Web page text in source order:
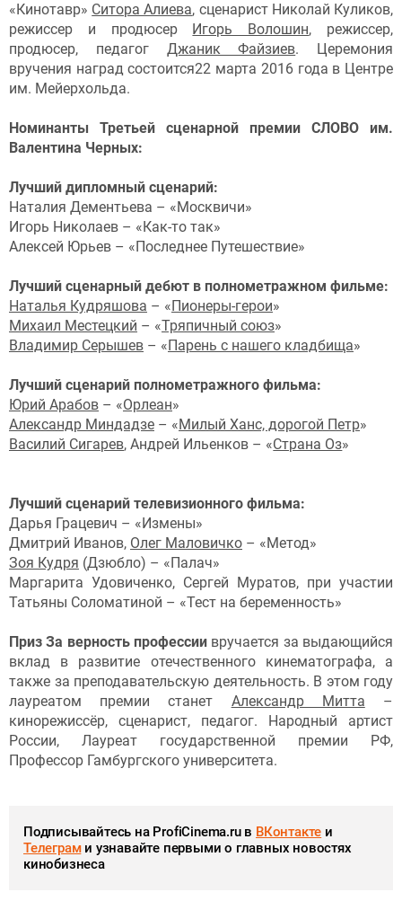
«Кинотавр» Ситора Алиева, сценарист Николай Куликов,
режиссер и продюсер
Игорь Волошин, режиссер,
продюсер, педагог Джаник Файзиев. Церемония
вручения наград состоится22 марта 2016 года в Центре
им. Мейерхольда.
Номинанты Третьей сценарной премии СЛОВО им.
Валентина Черных:
Лучший дипломный сценарий:
Наталия Дементьева – «Москвичи»
Игорь Николаев – «Как-то так»
Алексей Юрьев – «Последнее Путешествие»
Лучший сценарный дебют в полнометражном фильме:
Наталья Кудряшова – « Пионеры-герои»
Михаил Местецкий – «Тряпичный союз»
Владимир Серышев – « Парень с нашего кладбища»
Лучший сценарий полнометражного фильма:
Юрий Арабов – «Орлеан»
Александр Миндадзе – «Милый Ханс, дорогой Петр»
Василий Сигарев, Андрей Ильенков – «Страна Оз»
Лучший сценарий телевизионного фильма:
Дарья Грацевич – «Измены»
Дмитрий Иванов, Олег Маловичко – «Метод»
Зоя Кудря (Дзюбло) – «Палач»
Маргарита Удовиченко, Сергей Муратов, при участии
Татьяны Соломатиной – «Тест на беременность»
Приз За верность профессии вручается за выдающийся
вклад в развитие отечественного кинематографа, а
также за преподавательскую деятельность. В этом году
лауреатом премии станет Александр Митта –
кинорежиссёр, сценарист, педагог. Народный артист
России, Лауреат государственной премии РФ,
Профессор Гамбургского университета.
Подписывайтесь на ProfiCinema.ru в ВКонтакте и
Телеграми узнавайте первыми о главных новостях
кинобизнеса